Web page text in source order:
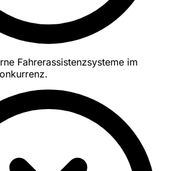
Fahrerassistenzsysteme im